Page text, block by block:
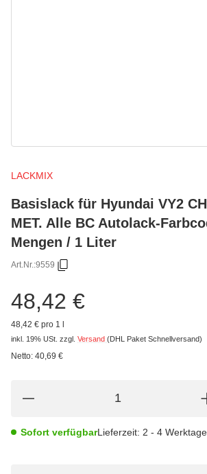
LACKMIX
Basislack für Hyundai VY2
MET. Alle BC Autolack-
Mengen / 1 Liter
Art.Nr.:9559
48,42 €
48,42 € pro 1 l
inkl. 19% USt. zzgl. Versand (DHL Paket Schnellversand)
Netto: 40,69 €
Sofort verfügbarLieferzeit: 2 - 4 Werktage